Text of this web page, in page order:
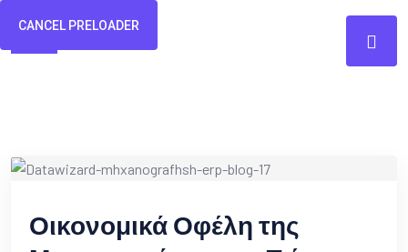
CANCEL PRELOADER
Οικονομικά Οφέλη της